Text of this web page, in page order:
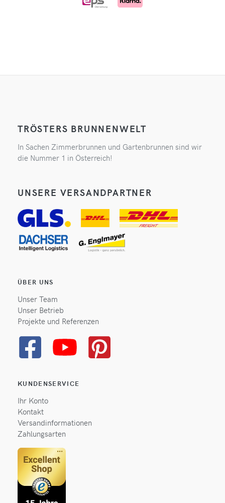
TRÖSTERS BRUNNENWELT
In Sachen Zimmerbrunnen und Gartenbrunnen sind wir
die Nummer 1 in Österreich!
UNSERE VERSANDPARTNER
ÜBER UNS
Unser Team
Unser Betrieb
Projekte und Referenzen
KUNDENSERVICE
Ihr Konto
Kontakt
Versandinformationen
Zahlungsarten